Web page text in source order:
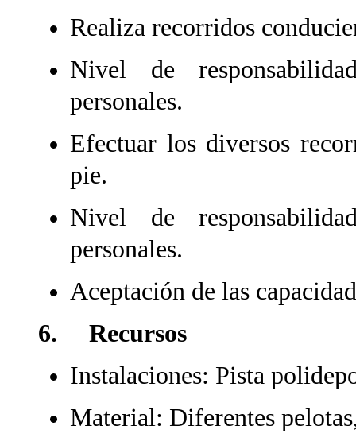
Realiza recorridos
Nivel de
personales.
Efectuar los diversos
pie.
Nivel de
personales.
Aceptación de las
6. Recursos
Instalaciones: Pista
Material: Diferentes